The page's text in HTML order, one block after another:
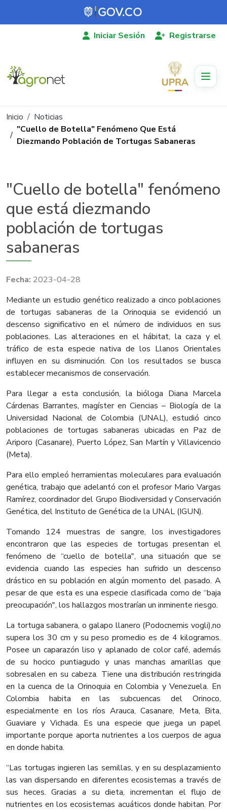
Pasar al contenido principal
Iniciar Sesión Registrarse
Ruta de navegación
Inicio
Noticias
"Cuello de Botella" Fenómeno Que Está
Diezmando Población de Tortugas Sabaneras
"Cuello de botella" fenómeno
que está diezmando
población de tortugas
sabaneras
2023-04-28
Mediante un estudio genético realizado a cinco poblaciones
de tortugas sabaneras de la Orinoquia se evidenció un
descenso significativo en el número de individuos en sus
poblaciones. Las alteraciones en el hábitat, la caza y el
tráfico de esta especie nativa de los Llanos Orientales
influyen en su disminución. Con los resultados se busca
establecer mecanismos de conservación.
Para llegar a esta conclusión, la bióloga Diana Marcela
Cárdenas Barrantes, magíster en Ciencias – Biología de la
Universidad Nacional de Colombia (UNAL), estudió cinco
poblaciones de tortugas sabaneras ubicadas en Paz de
Ariporo (Casanare), Puerto López, San Martín y Villavicencio
(Meta).
Para ello empleó herramientas moleculares para evaluación
genética, trabajo que adelantó con el profesor Mario Vargas
Ramírez, coordinador del Grupo Biodiversidad y Conservación
Genética, del Instituto de Genética de la UNAL (IGUN).
Tomando 124 muestras de sangre, los investigadores
encontraron que las especies de tortugas presentan el
fenómeno de “cuello de botella", una situación que se
evidencia cuando las especies han sufrido un descenso
drástico en su población en algún momento del pasado. A
pesar de que esta es una especie clasificada como de “baja
preocupación", los hallazgos mostrarían un inminente riesgo.
La tortuga sabanera, o galapo llanero (Podocnemis vogli),no
supera los 30 cm y su peso promedio es de 4 kilogramos.
Posee un caparazón liso y aplanado de color café, además
de su hocico puntiagudo y unas manchas amarillas que
sobresalen en su cabeza. Tiene una distribución restringida
en la cuenca de la Orinoquia en Colombia y Venezuela. En
Colombia habita en las subcuencas del Orinoco,
especialmente en los ríos Arauca, Casanare, Meta, Bita,
Guaviare y Vichada. Es una especie que juega un papel
importante porque aporta nutrientes a los cuerpos de agua
en donde habita.
“Las tortugas ingieren las semillas, y en su desplazamiento
las van dispersando en diferentes ecosistemas a través de
sus heces. Gracias a su dieta, incrementan el flujo de
nutrientes en los ecosistemas acuáticos donde habitan. Por